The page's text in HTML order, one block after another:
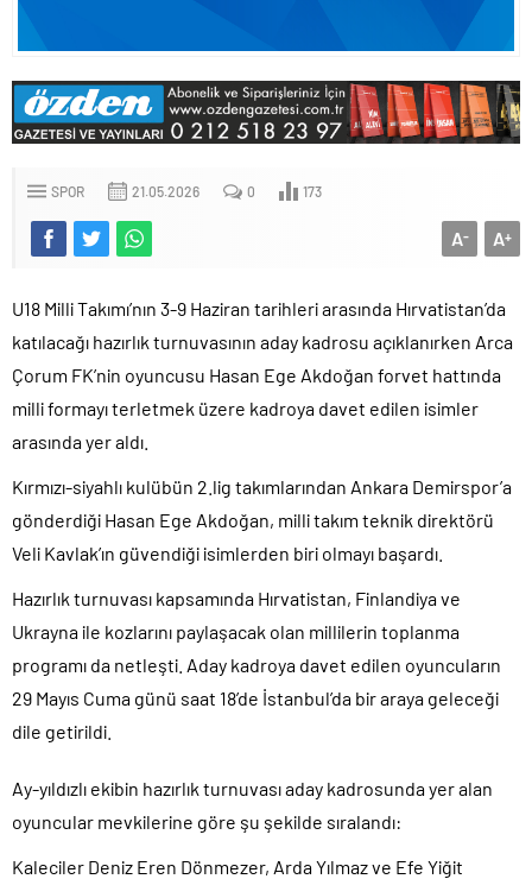
SPOR 21.05.2026 0 173
A+
A-
U18 Milli Takımı’nın 3-9 Haziran tarihleri arasında Hırvatistan’da
katılacağı hazırlık turnuvasının aday kadrosu açıklanırken Arca
Çorum FK’nin oyuncusu Hasan Ege Akdoğan forvet hattında
milli formayı terletmek üzere kadroya davet edilen isimler
arasında yer aldı.
Kırmızı-siyahlı kulübün 2.lig takımlarından Ankara Demirspor’a
gönderdiği Hasan Ege Akdoğan, milli takım teknik direktörü
Veli Kavlak’ın güvendiği isimlerden biri olmayı başardı.
Hazırlık turnuvası kapsamında Hırvatistan, Finlandiya ve
Ukrayna ile kozlarını paylaşacak olan millilerin toplanma
programı da netleşti. Aday kadroya davet edilen oyuncuların
29 Mayıs Cuma günü saat 18’de İstanbul’da bir araya geleceği
dile getirildi.
Ay-yıldızlı ekibin hazırlık turnuvası aday kadrosunda yer alan
oyuncular mevkilerine göre şu şekilde sıralandı:
Kaleciler Deniz Eren Dönmezer, Arda Yılmaz ve Efe Yiğit